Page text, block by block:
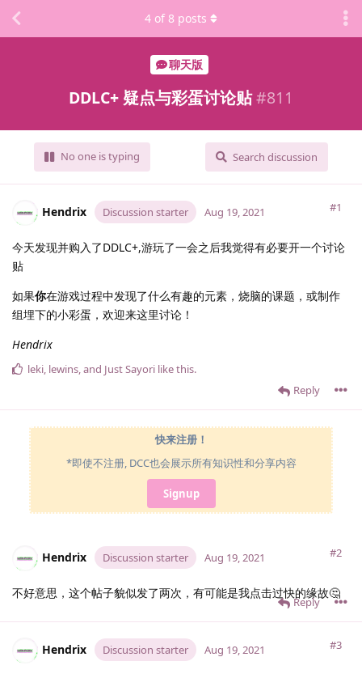
聊天版
DDLC+ 疑点与彩蛋讨论贴#811
No one is typing Search discussion
4 of 8 posts
Hendrix Discussion starter #1
Aug 19, 2021
今天发现并购入了DDLC+,游玩了一会之后我觉得有必要开一个讨论
贴
如果你在游戏过程中发现了什么有趣的元素，烧脑的课题，或制作
组埋下的小彩蛋，欢迎来这里讨论！
Hendrix
Reply
leki, lewins, and Just Sayori like this.
快来注册！
*即使不注册, DCC也会展示所有知识性和分享内容
Signup
Hendrix Discussion starter #2
Aug 19, 2021
不好意思，这个帖子貌似发了两次，有可能是我点击过快的缘故🤔
Reply
Hendrix Discussion starter #3
Aug 19, 2021